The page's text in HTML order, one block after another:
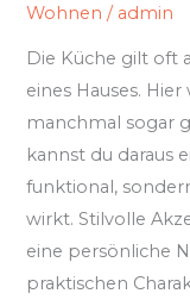
Wohnen / admin
Die Küche gilt oft
eines Hauses.
manchmal sogar
kannst du daraus
funktional,
wirkt. Stilvolle
eine persönliche
praktischen